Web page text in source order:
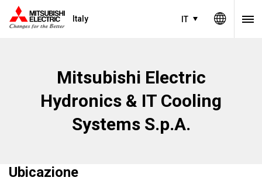
Italy IT
Mitsubishi Electric
Hydronics & IT Cooling
Systems S.p.A.
Ubicazione